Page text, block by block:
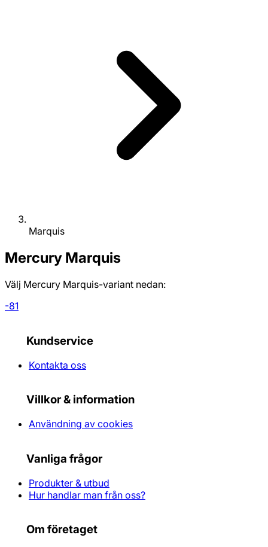
Marquis
Mercury Marquis
Välj Mercury Marquis-variant nedan:
-81
Kundservice
Kontakta oss
Villkor & information
Användning av cookies
Vanliga frågor
Produkter & utbud
Hur handlar man från oss?
Om företaget